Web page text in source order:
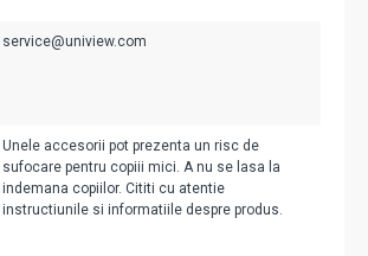
service@uniview.com
Unele accesorii pot prezenta un risc de
sufocare pentru copiii mici. A nu se lasa la
indemana copiilor. Cititi cu atentie
instructiunile si informatiile despre produs.